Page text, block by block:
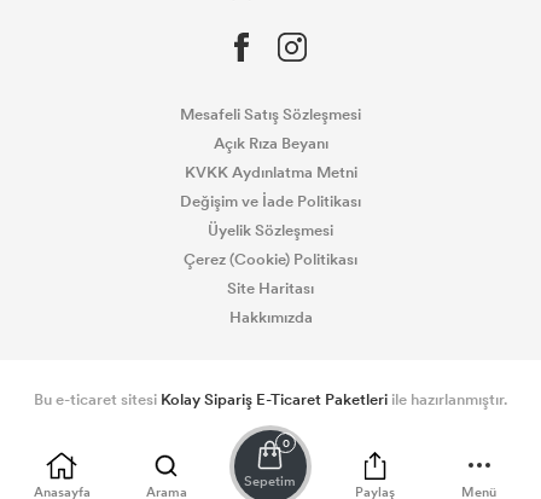
Anasayfa Arama
0
Sepetim
Paylaş Menü
Mesafeli Satış Sözleşmesi
Açık Rıza Beyanı
KVKK Aydınlatma Metni
Değişim ve İade Politikası
Üyelik Sözleşmesi
Çerez (Cookie) Politikası
Site Haritası
Hakkımızda
Bu e-ticaret sitesi Kolay Sipariş E-Ticaret Paketleri ile hazırlanmıştır.